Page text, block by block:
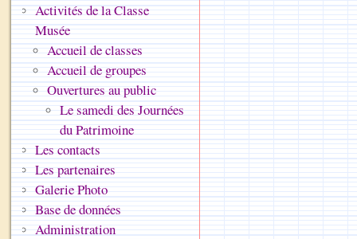
Activités de la Classe
Musée
Accueil de classes
Accueil de groupes
Ouvertures au public
Le samedi des Journées
du Patrimoine
Les contacts
Les partenaires
Galerie Photo
Base de données
Administration